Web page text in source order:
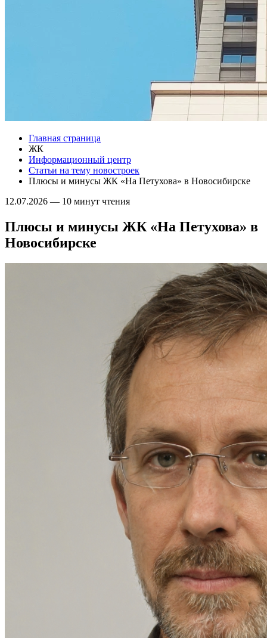
Главная страница
ЖК
Информационный центр
Статьи на тему новостроек
Плюсы и минусы ЖК «На Петухова» в Новосибирске
12.07.2026 — 10 минут чтения
Плюсы и минусы ЖК «На Петухова» в
Новосибирске